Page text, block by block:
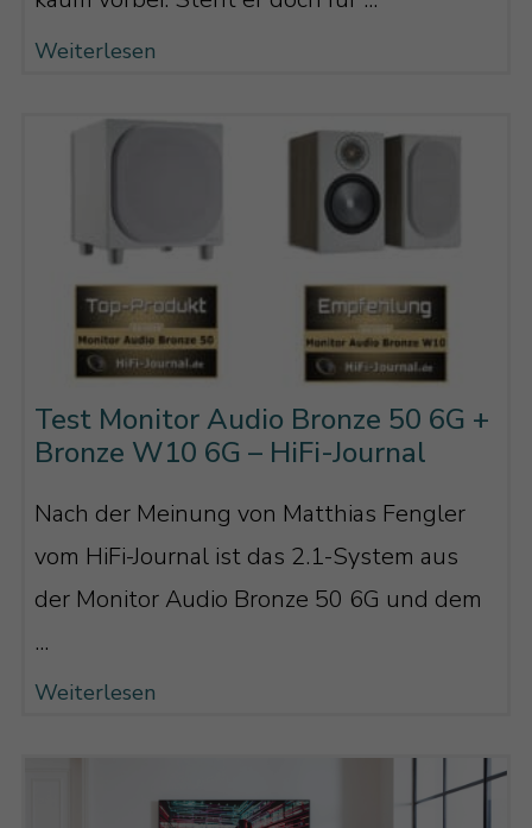
Weiterlesen
Test Monitor Audio Bronze 50 6G +
Bronze W10 6G – HiFi-Journal
Nach der Meinung von Matthias Fengler
vom HiFi-Journal ist das 2.1-System aus
der Monitor Audio Bronze 50 6G und dem
...
Weiterlesen